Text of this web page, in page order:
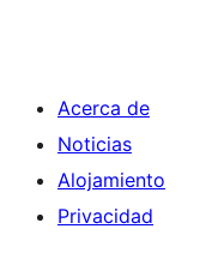
Acerca de
Noticias
Alojamiento
Privacidad